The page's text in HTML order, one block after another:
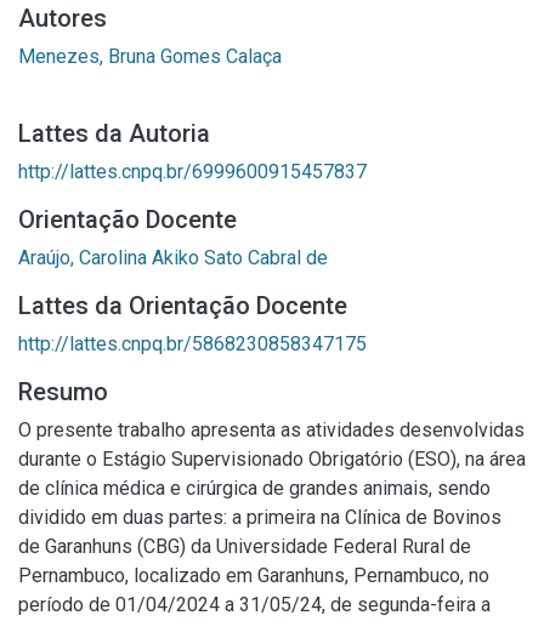
Autores
Menezes, Bruna Gomes Calaça
Lattes da Autoria
http://lattes.cnpq.br/6999600915457837
Orientação Docente
Araújo, Carolina Akiko Sato Cabral de
Lattes da Orientação Docente
http://lattes.cnpq.br/5868230858347175
Resumo
O presente trabalho apresenta as atividades desenvolvidas
durante o Estágio Supervisionado Obrigatório (ESO), na área
de clínica médica e cirúrgica de grandes animais, sendo
dividido em duas partes: a primeira na Clínica de Bovinos
de Garanhuns (CBG) da Universidade Federal Rural de
Pernambuco, localizado em Garanhuns, Pernambuco, no
período de 01/04/2024 a 31/05/24, de segunda-feira a